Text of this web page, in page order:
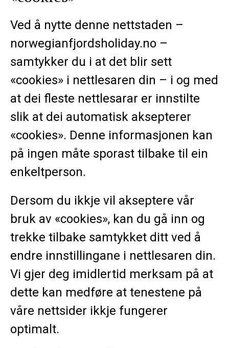
Ved å nytte denne nettstaden –
norwegianfjordsholiday.no –
samtykker du i at det blir sett
«cookies» i nettlesaren din – i og med
at dei fleste nettlesarar er innstilte
slik at dei automatisk aksepterer
«cookies». Denne informasjonen kan
på ingen måte sporast tilbake til ein
enkeltperson.
Dersom du ikkje vil akseptere vår
bruk av «cookies», kan du gå inn og
trekke tilbake samtykket ditt ved å
endre innstillingane i nettlesaren din.
Vi gjer deg imidlertid merksam på at
dette kan medføre at tenestene på
våre nettsider ikkje fungerer
optimalt.